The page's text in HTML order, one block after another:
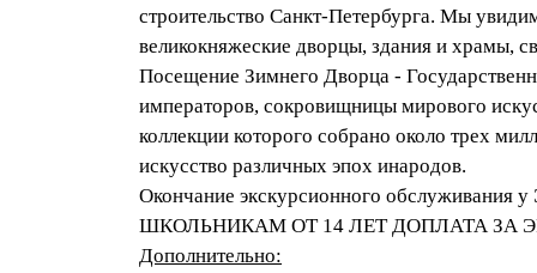
строительство Санкт-Петербурга. Мы
великокняжеские дворцы, здания и храмы,
Посещение Зимнего Дворца -
императоров, сокровищницы мирового
коллекции которого собрано около трех
искусство различных эпох инародов.
Окончание экскурсионного обслуживания
ШКОЛЬНИКАМ ОТ 14 ЛЕТ ДОПЛАТА ЗА
Дополнительно: